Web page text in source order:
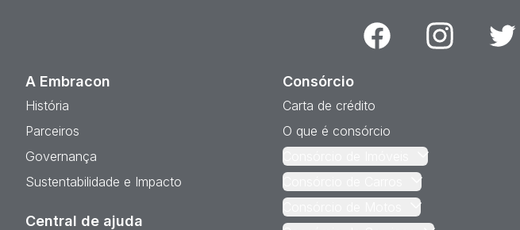
Facebook Instagram Twitter
A Embracon
História
Parceiros
Governança
Sustentabilidade e Impacto
Central de ajuda
Consórcio
Carta de crédito
O que é consórcio